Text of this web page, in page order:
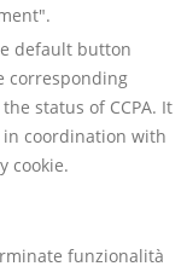
default button
corresponding
status of CCPA. It
in coordination with
cookie.
funzionalità